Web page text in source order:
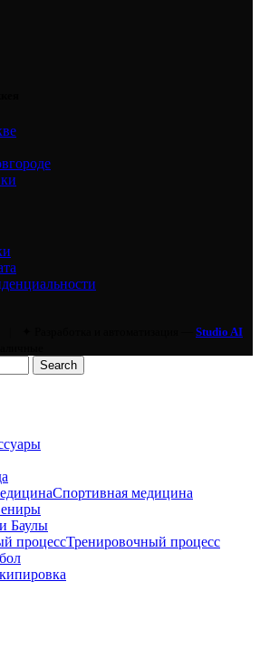
Studio AI
Search
Спортивная медицина
Баулы
Тренировочный процесс